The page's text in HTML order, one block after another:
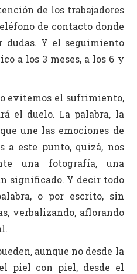
de los trabajadores
de contacto donde
Y el seguimiento
a los 3 meses, a los 6 y
evitemos el sufrimiento,
el duelo. La palabra, la
une las emociones de
a este punto, quizá, nos
una fotografía, una
significado. Y decir todo
o por escrito, sin
verbalizando, aflorando
aunque no desde la
piel con piel, desde el